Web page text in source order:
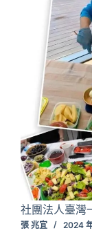
社團法人臺
張 兆宜 2024